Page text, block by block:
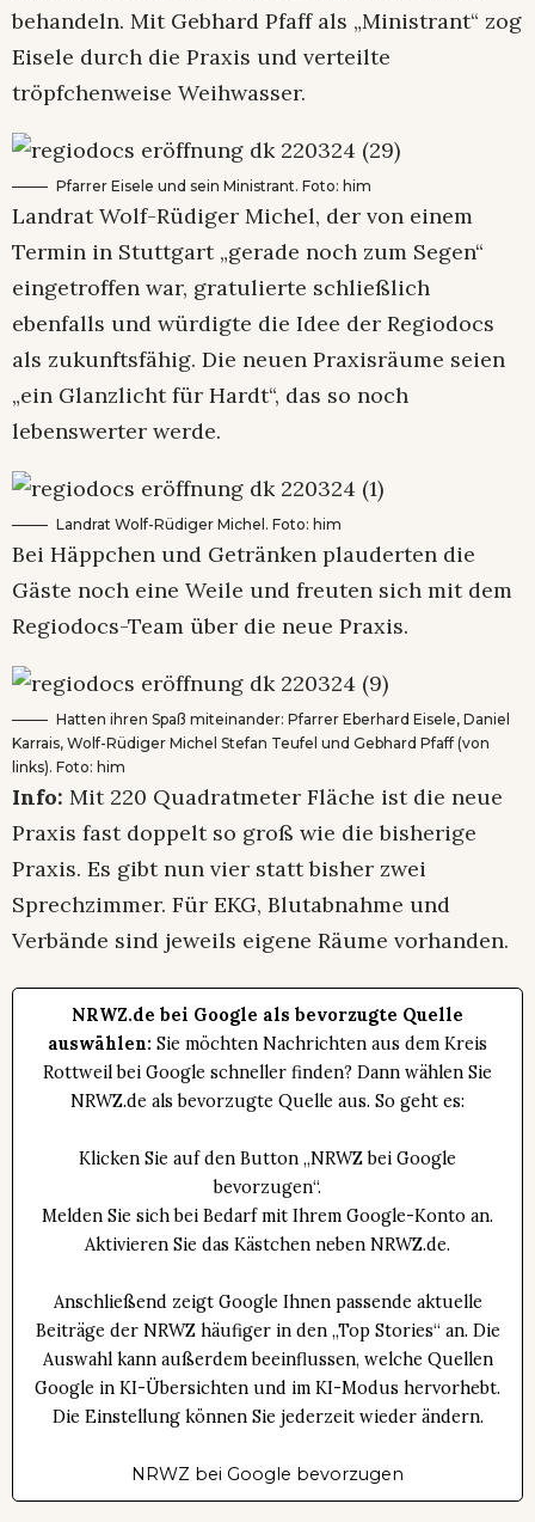
behandeln. Mit Gebhard Pfaff als „Ministrant“ zog
Eisele durch die Praxis und verteilte
tröpfchenweise Weihwasser.
Pfarrer Eisele und sein Ministrant. Foto: him
Landrat Wolf-Rüdiger Michel, der von einem
Termin in Stuttgart „gerade noch zum Segen“
eingetroffen war, gratulierte schließlich
ebenfalls und würdigte die Idee der Regiodocs
als zukunftsfähig. Die neuen Praxisräume seien
„ein Glanzlicht für Hardt“, das so noch
lebenswerter werde.
Landrat Wolf-Rüdiger Michel. Foto: him
Bei Häppchen und Getränken plauderten die
Gäste noch eine Weile und freuten sich mit dem
Regiodocs-Team über die neue Praxis.
Hatten ihren Spaß miteinander: Pfarrer Eberhard Eisele, Daniel
Karrais, Wolf-Rüdiger Michel Stefan Teufel und Gebhard Pfaff (von
links). Foto: him
Info: Mit 220 Quadratmeter Fläche ist die neue
Praxis fast doppelt so groß wie die bisherige
Praxis. Es gibt nun vier statt bisher zwei
Sprechzimmer. Für EKG, Blutabnahme und
Verbände sind jeweils eigene Räume vorhanden.
NRWZ.de bei Google als bevorzugte Quelle
auswählen: Sie möchten Nachrichten aus dem Kreis
Rottweil bei Google schneller finden? Dann wählen Sie
NRWZ.de als bevorzugte Quelle aus. So geht es:
Klicken Sie auf den Button „NRWZ bei Google
bevorzugen“.
Melden Sie sich bei Bedarf mit Ihrem Google-Konto an.
Aktivieren Sie das Kästchen neben NRWZ.de.
Anschließend zeigt Google Ihnen passende aktuelle
Beiträge der NRWZ häufiger in den „Top Stories“ an. Die
Auswahl kann außerdem beeinflussen, welche Quellen
Google in KI-Übersichten und im KI-Modus hervorhebt.
Die Einstellung können Sie jederzeit wieder ändern.
NRWZ bei Google bevorzugen